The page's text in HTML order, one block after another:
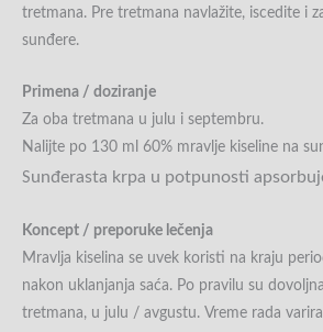
tretmana. Pre tretmana navlažite, iscedite i
sunđere.
Primena / doziranje
Za oba tretmana u julu i septembru.
Nalijte po 130 ml 60% mravlje kiseline na
Sunđerasta krpa u potpunosti
Koncept / preporuke lečenja
Mravlja kiselina se uvek koristi na kraju
nakon uklanjanja saća. Po pravilu su
tretmana, u julu / avgustu. Vreme rada